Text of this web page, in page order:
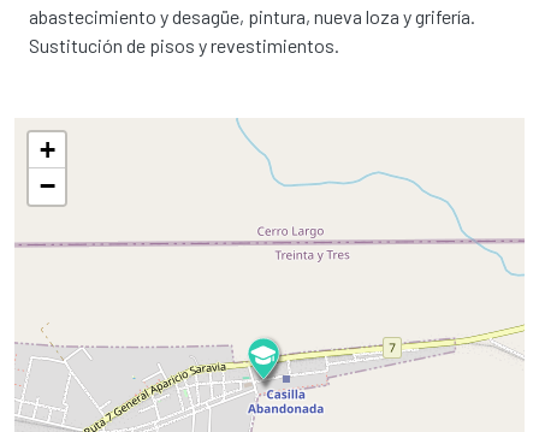
abastecimiento y desagüe, pintura, nueva loza y grifería.
Sustitución de pisos y revestimientos.
+
−